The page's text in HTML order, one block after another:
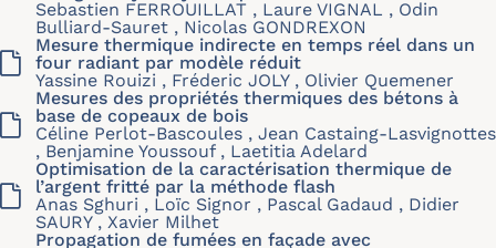
Sebastien FERROUILLAT , Laure VIGNAL , Odin
Bulliard-Sauret , Nicolas GONDREXON
Mesure thermique indirecte en temps réel dans un
four radiant par modèle réduit
Yassine Rouizi , Fréderic JOLY , Olivier Quemener
Mesures des propriétés thermiques des bétons à
base de copeaux de bois
Céline Perlot-Bascoules , Jean Castaing-Lasvignottes
, Benjamine Youssouf , Laetitia Adelard
Optimisation de la caractérisation thermique de
l’argent fritté par la méthode flash
Anas Sghuri , Loïc Signor , Pascal Gadaud , Didier
SAURY , Xavier Milhet
Propagation de fumées en façade avec